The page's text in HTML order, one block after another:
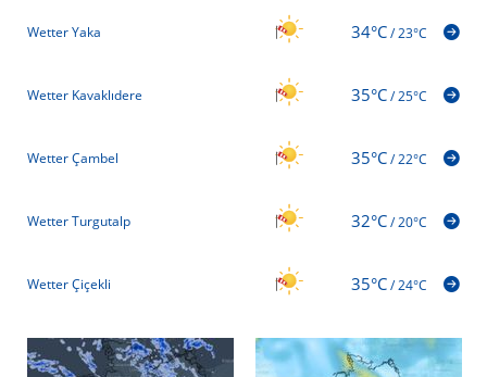
Wetter Yaka 34°C/23°C
Wetter Kavaklıdere 35°C/25°C
Wetter Çambel 35°C/22°C
Wetter Turgutalp 32°C/20°C
Wetter Çiçekli 35°C/24°C